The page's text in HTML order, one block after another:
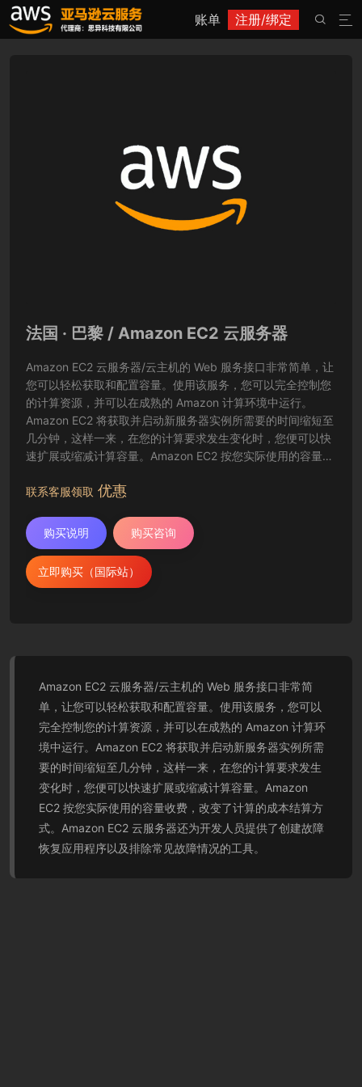
账单 注册/绑定 

法国 · 巴黎 / Amazon EC2 云服务器
Amazon EC2 云服务器/云主机的 Web 服务接口非常简单，让
您可以轻松获取和配置容量。使用该服务，您可以完全控制您
的计算资源，并可以在成熟的 Amazon 计算环境中运行。
Amazon EC2 将获取并启动新服务器实例所需要的时间缩短至
几分钟，这样一来，在您的计算要求发生变化时，您便可以快
速扩展或缩减计算容量。Amazon EC2 按您实际使用的容量收
开发人员提供了创建故障恢复应用程序以及排除常见故障情况
联系客服领取 优惠
购买说明 购买咨询
立即购买（国际站）
Amazon EC2 云服务器/云主机的 Web 服务接口非常简
单，让您可以轻松获取和配置容量。使用该服务，您可以
完全控制您的计算资源，并可以在成熟的 Amazon 计算环
境中运行。Amazon EC2 将获取并启动新服务器实例所需
要的时间缩短至几分钟，这样一来，在您的计算要求发生
变化时，您便可以快速扩展或缩减计算容量。Amazon
EC2 按您实际使用的容量收费，改变了计算的成本结算方
式。Amazon EC2 云服务器还为开发人员提供了创建故障
恢复应用程序以及排除常见故障情况的工具。